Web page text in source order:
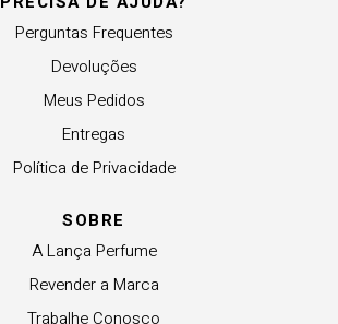
Perguntas Frequentes
Devoluções
Meus Pedidos
Entregas
Política de Privacidade
SOBRE
A Lança Perfume
Revender a Marca
Trabalhe Conosco